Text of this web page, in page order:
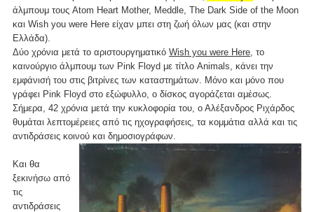
άλμπουμ τους Atom Heart Mother, Meddle, The Dark Side of the Moon
και Wish you were Here είχαν μπει στη ζωή όλων μας (και στην
Ελλάδα).
Δύο χρόνια μετά το αριστουργηματικό Wish you were Here , το
καινούργιο άλμπουμ των Pink Floyd με τίτλο Animals, κάνει την
εμφάνισή του στις βιτρίνες των καταστημάτων. Μόνο και μόνο που
γράφει Pink Floyd στο εξώφυλλο, ο δίσκος αγοράζεται αμέσως.
Σήμερα, 42 χρόνια μετά την κυκλοφορία του, ο Αλέξανδρος Ριχάρδος
θυμάται λεπτομέρειες από τις ηχογραφήσεις, τα κομμάτια αλλά και τις
αντιδράσεις κοινού και δημοσιογράφων.
Και θα
ξεκινήσω από
τις
αντιδράσεις